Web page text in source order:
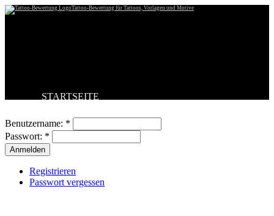
Tattoo-Bewertung für Tattoos, Vorlagen und Motive
STARTSEITE
BESTE TATTOOS
NEUESTE TATTOOS
KOMMENTARE
FORUM
Benutzername: *
Passwort: *
Registrieren
Passwort vergessen